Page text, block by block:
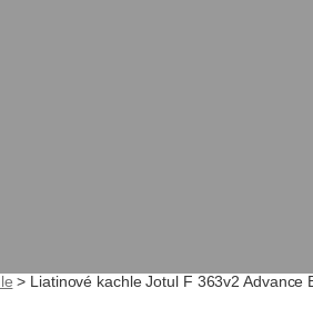
> Liatinové kachle Jotul F 363v2 Advance